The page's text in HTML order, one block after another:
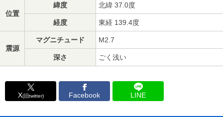
位置
緯度 北緯 37.0度
経度 東経 139.4度
震源
マグニチュード M2.7
深さ ごく浅い
X(旧twitter) Facebook LINE